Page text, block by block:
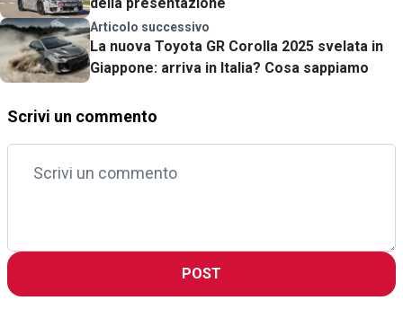
Articolo successivo
La nuova Toyota GR Corolla 2025 svelata in
Giappone: arriva in Italia? Cosa sappiamo
Scrivi un commento
POST